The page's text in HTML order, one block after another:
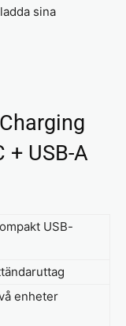
sina
+ USB-A
USB-
enheter